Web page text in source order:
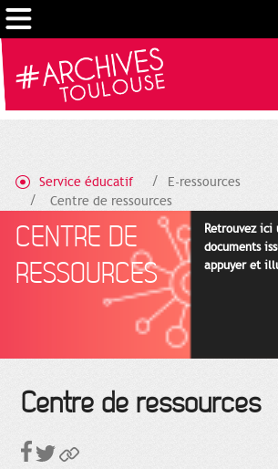
Service éducatif
E-ressources
Centre de ressources
CENTRE DE
RESSOURCES
Retrouvez ici
documents
appuyer et
Centre de ressources
Cookies management panel